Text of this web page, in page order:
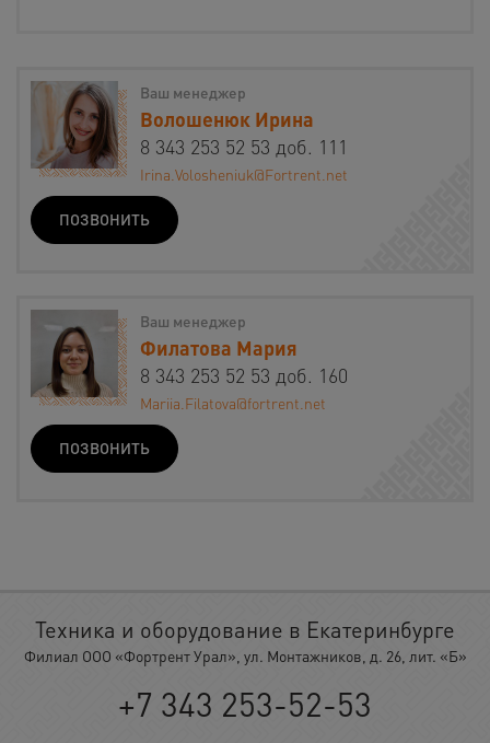
Ваш менеджер
Волошенюк Ирина
8 343 253 52 53 доб. 111
Irina.Volosheniuk@Fortrent.net
ПОЗВОНИТЬ
Ваш менеджер
Филатова Мария
8 343 253 52 53 доб. 160
Mariia.Filatova@fortrent.net
ПОЗВОНИТЬ
Техника и оборудование в Екатеринбурге
Филиал ООО «Фортрент Урал», ул. Монтажников, д. 26, лит. «Б»
+7 343 253-52-53